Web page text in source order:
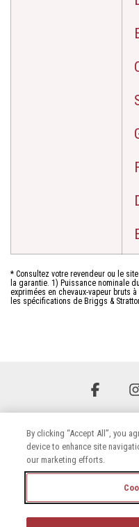
* Consultez votre revendeur ou le
la garantie. 1) Puissance nominale
exprimées en chevaux-vapeur bruts
les spécifications de Briggs &
By clicking “Accept All”, you
device to enhance site
our marketing efforts.